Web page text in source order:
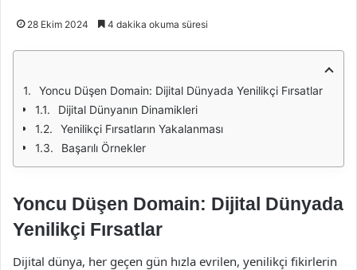
28 Ekim 2024 4 dakika okuma süresi
Yoncu Düşen Domain: Dijital Dünyada Yenilikçi Fırsatlar
Dijital Dünyanın Dinamikleri
Yenilikçi Fırsatların Yakalanması
Başarılı Örnekler
Yoncu Düşen Domain: Dijital Dünyada
Yenilikçi Fırsatlar
Dijital dünya, her geçen gün hızla evrilen, yenilikçi fikirlerin